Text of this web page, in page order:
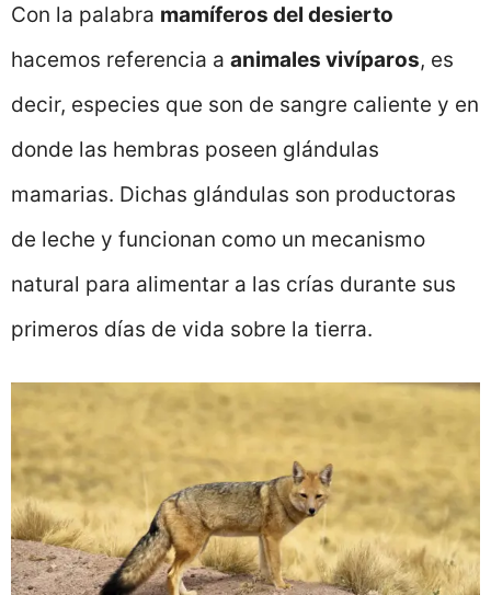
Con la palabra mamíferos del desierto
hacemos referencia a animales vivíparos, es
decir, especies que son de sangre caliente y en
donde las hembras poseen glándulas
mamarias. Dichas glándulas son productoras
de leche y funcionan como un mecanismo
natural para alimentar a las crías durante sus
primeros días de vida sobre la tierra.